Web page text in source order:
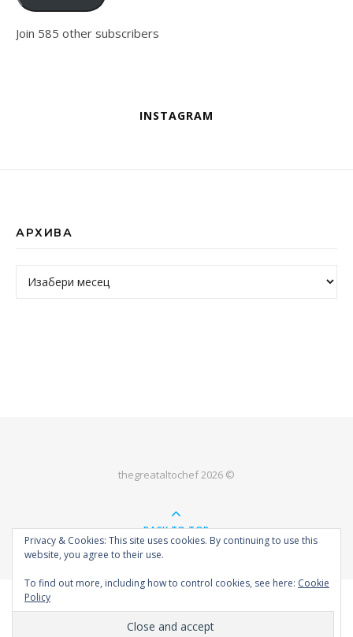
Join 585 other subscribers
INSTAGRAM
АРХИВА
Архива
thegreataltochef 2026 ©
BACK TO TOP
Privacy & Cookies: This site uses cookies. By continuing to use this
website, you agree to their use.
To find out more, including how to control cookies, see here: Cookie
Policy